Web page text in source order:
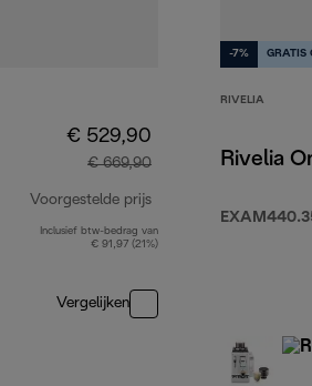
€ 529,90
€ 669,90
Voorgestelde prijs
originele prijs €
Inclusief btw-bedrag van
€ 91,97 (21%)
Vergelijken
-7% GRATIS
RIVELIA
Rivelia